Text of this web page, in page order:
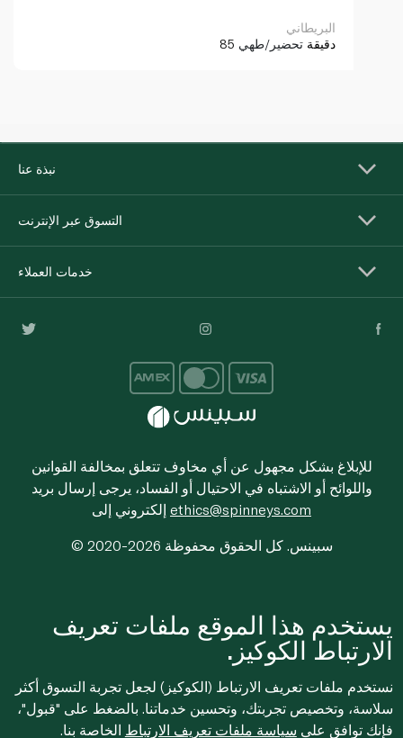
البريطاني
85 دقيقة تحضير/طهي
نبذة عنا
التسوق عبر الإنترنت
خدمات العملاء
للإبلاغ بشكل مجهول عن أي مخاوف تتعلق بمخالفة القوانين
واللوائح أو الاشتباه في الاحتيال أو الفساد، يرجى إرسال بريد
ethics@spinneys.com
© 2020-2026 سبينس. كل الحقوق محفوظة
يستخدم هذا الموقع ملفات تعريف
الارتباط الكوكيز.
نستخدم ملفات تعريف الارتباط (الكوكيز) لجعل تجربة التسوق أكثر
سلاسة، وتخصيص تجربتك، وتحسين خدماتنا. بالضغط على "قبول"،
فإنك توافق على سياسة ملفات تعريف الارتباط الخاصة بنا.